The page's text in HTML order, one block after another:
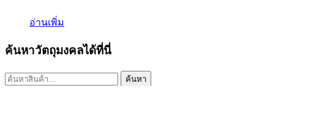
อ่านเพิ่ม
ค้นหาวัตถุมงคลได้ที่นี่
ค้นหา: ค้นหา